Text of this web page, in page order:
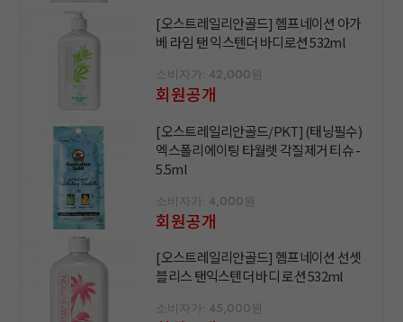
[오스트레일리안골드] 헴프네이션 아가
베 라임 탠 익스텐더 바디로션 532ml
소비자가: 42,000원
회원공개
[오스트레일리안골드/PKT] (태닝필수)
엑스폴리에이팅 타월렛 각질제거 티슈 -
5.5ml
소비자가: 4,000원
회원공개
[오스트레일리안골드] 헴프네이션 선셋
블리스 탠익스텐더 바디 로션 532ml
소비자가: 45,000원